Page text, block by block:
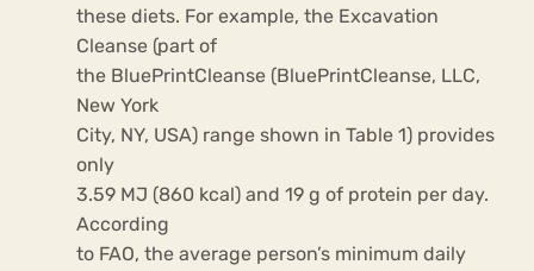
these diets. For example, the Excavation
Cleanse (part of
the BluePrintCleanse (BluePrintCleanse, LLC,
New York
City, NY, USA) range shown in Table 1) provides
only
3.59 MJ (860 kcal) and 19 g of protein per day.
According
to FAO, the average person’s minimum daily